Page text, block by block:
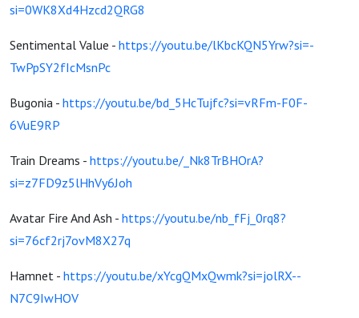
si=0WK8Xd4Hzcd2QRG8
Sentimental Value - https://youtu.be/lKbcKQN5Yrw?si=-
TwPpSY2fIcMsnPc
Bugonia - https://youtu.be/bd_5HcTujfc?si=vRFm-F0F-
6VuE9RP
Train Dreams - https://youtu.be/_Nk8TrBHOrA?
si=z7FD9z5lHhVy6Joh
Avatar Fire And Ash - https://youtu.be/nb_fFj_0rq8?
si=76cf2rj7ovM8X27q
Hamnet - https://youtu.be/xYcgQMxQwmk?si=jolRX--
N7C9IwHOV